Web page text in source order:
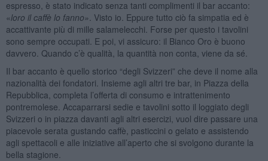
espresso, è stato indicato senza tanti complimenti il bar accanto:
«loro il caffè lo fanno» . Visto io. Eppure tutto ciò fa simpatia ed è
accattivante più di mille salamelecchi. Forse per questo i tavolini
sono sempre occupati. E poi, vi assicuro: il Bianco Oro è buono
davvero. Quando c’è qualità, la quantità non conta, viene da sé.
Il bar accanto è quello storico “degli Svizzeri” che deve il nome alla
nazionalità dei fondatori. Insieme agli altri tre bar, in Piazza della
Repubblica, completa l’offerta di consumo e intrattenimento
pontremolese. Accaparrarsi sedie e tavolini sotto il loggiato degli
Svizzeri o in piazza davanti agli altri esercizi, vuol dire passare una
piacevole serata gustando caffè, pasticcini o gelato e assistendo
agli spettacoli e alle iniziative all’aperto che si svolgono durante la
bella stagione.